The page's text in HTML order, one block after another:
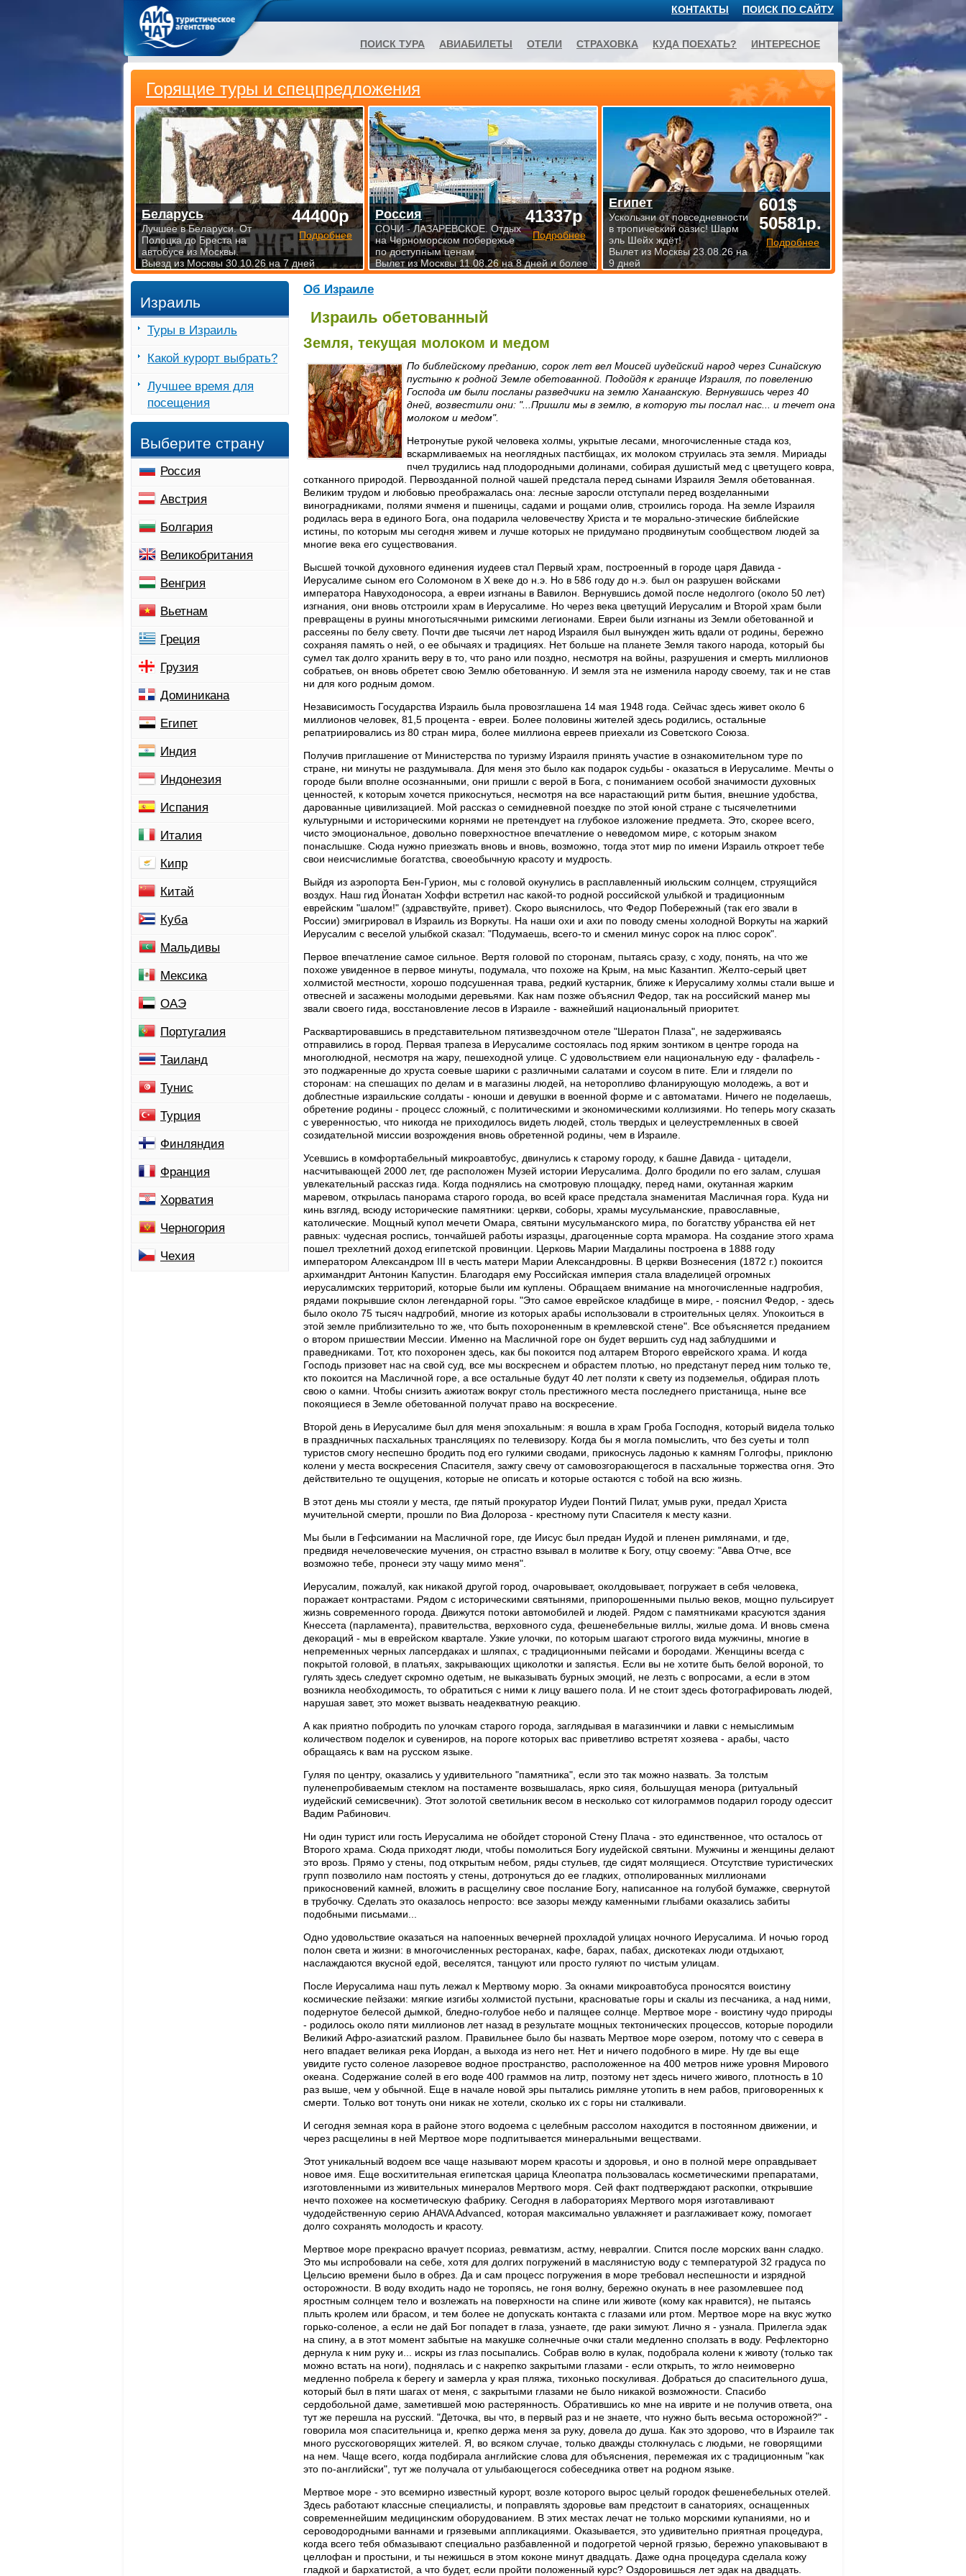
Об Израиле
Израиль обетованный
Земля, текущая молоком и медом
По библейскому преданию, сорок лет вел Моисей иудейский народ через Синайскую
пустыню к родной Земле обетованной. Подойдя к границе Израиля, по повелению
Господа им были посланы разведчики на землю Ханаанскую. Вернувшись через 40
дней, возвестили они: "...Пришли мы в землю, в которую ты послал нас... и течет она
молоком и медом".
Нетронутые рукой человека холмы, укрытые лесами, многочисленные стада коз,
вскармливаемых на неоглядных пастбищах, их молоком струилась эта земля. Мириады
пчел трудились над плодородными долинами, собирая душистый мед с цветущего ковра,
сотканного природой. Первозданной полной чашей предстала перед сынами Израиля Земля обетованная.
Великим трудом и любовью преображалась она: лесные заросли отступали перед возделанными
виноградниками, полями ячменя и пшеницы, садами и рощами олив, строились города. На земле Израиля
родилась вера в единого Бога, она подарила человечеству Христа и те морально-этические библейские
истины, по которым мы сегодня живем и лучше которых не придумано продвинутым сообществом людей за
многие века его существования.
Высшей точкой духовного единения иудеев стал Первый храм, построенный в городе царя Давида -
Иерусалиме сыном его Соломоном в Х веке до н.э. Но в 586 году до н.э. был он разрушен войсками
императора Навуходоносора, а евреи изгнаны в Вавилон. Вернувшись домой после недолгого (около 50 лет)
изгнания, они вновь отстроили храм в Иерусалиме. Но через века цветущий Иерусалим и Второй храм были
превращены в руины многотысячными римскими легионами. Евреи были изгнаны из Земли обетованной и
рассеяны по белу свету. Почти две тысячи лет народ Израиля был вынужден жить вдали от родины, бережно
сохраняя память о ней, о ее обычаях и традициях. Нет больше на планете Земля такого народа, который бы
сумел так долго хранить веру в то, что рано или поздно, несмотря на войны, разрушения и смерть миллионов
собратьев, он вновь обретет свою Землю обетованную. И земля эта не изменила народу своему, так и не став
ни для кого родным домом.
Независимость Государства Израиль была провозглашена 14 мая 1948 года. Сейчас здесь живет около 6
миллионов человек, 81,5 процента - евреи. Более половины жителей здесь родились, остальные
репатриировались из 80 стран мира, более миллиона евреев приехали из Советского Союза.
Получив приглашение от Министерства по туризму Израиля принять участие в ознакомительном туре по
стране, ни минуты не раздумывала. Для меня это было как подарок судьбы - оказаться в Иерусалиме. Мечты о
городе были вполне осознанными, они пришли с верой в Бога, с пониманием особой значимости духовных
ценностей, к которым хочется прикоснуться, несмотря на все нарастающий ритм бытия, внешние удобства,
дарованные цивилизацией. Мой рассказ о семидневной поездке по этой юной стране с тысячелетними
культурными и историческими корнями не претендует на глубокое изложение предмета. Это, скорее всего,
чисто эмоциональное, довольно поверхностное впечатление о неведомом мире, с которым знаком
понаслышке. Сюда нужно приезжать вновь и вновь, возможно, тогда этот мир по имени Израиль откроет тебе
свои неисчислимые богатства, своеобычную красоту и мудрость.
Выйдя из аэропорта Бен-Гурион, мы с головой окунулись в расплавленный июльским солнцем, струящийся
воздух. Наш гид Йонатан Хоффи встретил нас какой-то родной российской улыбкой и традиционным
еврейским "шалом!" (здравствуйте, привет). Скоро выяснилось, что Федор Побережный (так его звали в
России) эмигрировал в Израиль из Воркуты. На наши охи и ахи по поводу смены холодной Воркуты на жаркий
Иерусалим с веселой улыбкой сказал: "Подумаешь, всего-то и сменил минус сорок на плюс сорок".
Первое впечатление самое сильное. Вертя головой по сторонам, пытаясь сразу, с ходу, понять, на что же
похоже увиденное в первое минуты, подумала, что похоже на Крым, на мыс Казантип. Желто-серый цвет
холмистой местности, хорошо подсушенная трава, редкий кустарник, ближе к Иерусалиму холмы стали выше и
отвесней и засажены молодыми деревьями. Как нам позже объяснил Федор, так на российский манер мы
звали своего гида, восстановление лесов в Израиле - важнейший национальный приоритет.
Расквартировавшись в представительном пятизвездочном отеле "Шератон Плаза", не задерживаясь
отправились в город. Первая трапеза в Иерусалиме состоялась под ярким зонтиком в центре города на
многолюдной, несмотря на жару, пешеходной улице. С удовольствием ели национальную еду - фалафель -
это поджаренные до хруста соевые шарики с различными салатами и соусом в пите. Ели и глядели по
сторонам: на спешащих по делам и в магазины людей, на неторопливо фланирующую молодежь, а вот и
доблестные израильские солдаты - юноши и девушки в военной форме и с автоматами. Ничего не поделаешь,
обретение родины - процесс сложный, с политическими и экономическими коллизиями. Но теперь могу сказать
с уверенностью, что никогда не приходилось видеть людей, столь твердых и целеустремленных в своей
созидательной миссии возрождения вновь обретенной родины, чем в Израиле.
Усевшись в комфортабельный микроавтобус, двинулись к старому городу, к башне Давида - цитадели,
насчитывающей 2000 лет, где расположен Музей истории Иерусалима. Долго бродили по его залам, слушая
увлекательный рассказ гида. Когда поднялись на смотровую площадку, перед нами, окутанная жарким
маревом, открылась панорама старого города, во всей красе предстала знаменитая Масличная гора. Куда ни
кинь взгляд, всюду исторические памятники: церкви, соборы, храмы мусульманские, православные,
католические. Мощный купол мечети Омара, святыни мусульманского мира, по богатству убранства ей нет
равных: чудесная роспись, тончайшей работы изразцы, драгоценные сорта мрамора. На создание этого храма
пошел трехлетний доход египетской провинции. Церковь Марии Магдалины построена в 1888 году
императором Александром III в честь матери Марии Александровны. В церкви Вознесения (1872 г.) покоится
архимандрит Антонин Капустин. Благодаря ему Российская империя стала владелицей огромных
иерусалимских территорий, которые были им куплены. Обращаем внимание на многочисленные надгробия,
рядами покрывшие склон легендарной горы. "Это самое еврейское кладбище в мире, - пояснил Федор, - здесь
было около 75 тысяч надгробий, многие из которых арабы использовали в строительных целях. Упокоиться в
этой земле приблизительно то же, что быть похороненным в кремлевской стене". Все объясняется преданием
о втором пришествии Мессии. Именно на Масличной горе он будет вершить суд над заблудшими и
праведниками. Тот, кто похоронен здесь, как бы покоится под алтарем Второго еврейского храма. И когда
Господь призовет нас на свой суд, все мы воскреснем и обрастем плотью, но предстанут перед ним только те,
кто покоится на Масличной горе, а все остальные будут 40 лет ползти к свету из подземелья, обдирая плоть
свою о камни. Чтобы снизить ажиотаж вокруг столь престижного места последнего пристанища, ныне все
покоящиеся в Земле обетованной получат право на воскресение.
Второй день в Иерусалиме был для меня эпохальным: я вошла в храм Гроба Господня, который видела только
в праздничных пасхальных трансляциях по телевизору. Когда бы я могла помыслить, что без суеты и толп
туристов смогу неспешно бродить под его гулкими сводами, прикоснусь ладонью к камням Голгофы, приклоню
колени у места воскресения Спасителя, зажгу свечу от самовозгорающегося в пасхальные торжества огня. Это
действительно те ощущения, которые не описать и которые остаются с тобой на всю жизнь.
В этот день мы стояли у места, где пятый прокуратор Иудеи Понтий Пилат, умыв руки, предал Христа
мучительной смерти, прошли по Виа Долороза - крестному пути Спасителя к месту казни.
Мы были в Гефсимании на Масличной горе, где Иисус был предан Иудой и пленен римлянами, и где,
предвидя нечеловеческие мучения, он страстно взывал в молитве к Богу, отцу своему: "Авва Отче, все
возможно тебе, пронеси эту чащу мимо меня".
Иерусалим, пожалуй, как никакой другой город, очаровывает, околдовывает, погружает в себя человека,
поражает контрастами. Рядом с историческими святынями, припорошенными пылью веков, мощно пульсирует
жизнь современного города. Движутся потоки автомобилей и людей. Рядом с памятниками красуются здания
Кнессета (парламента), правительства, верховного суда, фешенебельные виллы, жилые дома. И вновь смена
декораций - мы в еврейском квартале. Узкие улочки, по которым шагают строгого вида мужчины, многие в
непременных черных лапсердаках и шляпах, с традиционными пейсами и бородами. Женщины всегда с
покрытой головой, в платьях, закрывающих щиколотки и запястья. Если вы не хотите быть белой вороной, то
гулять здесь следует скромно одетым, не выказывать бурных эмоций, не лезть с вопросами, а если в этом
возникла необходимость, то обратиться с ними к лицу вашего пола. И не стоит здесь фотографировать людей,
нарушая завет, это может вызвать неадекватную реакцию.
А как приятно побродить по улочкам старого города, заглядывая в магазинчики и лавки с немыслимым
количеством поделок и сувениров, на пороге которых вас приветливо встретят хозяева - арабы, часто
обращаясь к вам на русском языке.
Гуляя по центру, оказались у удивительного "памятника", если это так можно назвать. За толстым
пуленепробиваемым стеклом на постаменте возвышалась, ярко сияя, большущая менора (ритуальный
иудейский семисвечник). Этот золотой светильник весом в несколько сот килограммов подарил городу одессит
Вадим Рабинович.
Ни один турист или гость Иерусалима не обойдет стороной Стену Плача - это единственное, что осталось от
Второго храма. Сюда приходят люди, чтобы помолиться Богу иудейской святыни. Мужчины и женщины делают
это врозь. Прямо у стены, под открытым небом, ряды стульев, где сидят молящиеся. Отсутствие туристических
групп позволило нам постоять у стены, дотронуться до ее гладких, отполированных миллионами
прикосновений камней, вложить в расщелину свое послание Богу, написанное на голубой бумажке, свернутой
в трубочку. Сделать это оказалось непросто: все зазоры между каменными глыбами оказались забиты
подобными письмами...
Одно удовольствие оказаться на напоенных вечерней прохладой улицах ночного Иерусалима. И ночью город
полон света и жизни: в многочисленных ресторанах, кафе, барах, пабах, дискотеках люди отдыхают,
наслаждаются вкусной едой, веселятся, танцуют или просто гуляют по чистым улицам.
После Иерусалима наш путь лежал к Мертвому морю. За окнами микроавтобуса проносятся воистину
космические пейзажи: мягкие изгибы холмистой пустыни, красноватые горы и скалы из песчаника, а над ними,
подернутое белесой дымкой, бледно-голубое небо и палящее солнце. Мертвое море - воистину чудо природы
- родилось около пяти миллионов лет назад в результате мощных тектонических процессов, которые породили
Великий Афро-азиатский разлом. Правильнее было бы назвать Мертвое море озером, потому что с севера в
него впадает великая река Иордан, а выхода из него нет. Нет и ничего подобного в мире. Ну где вы еще
увидите густо соленое лазоревое водное пространство, расположенное на 400 метров ниже уровня Мирового
океана. Содержание солей в его воде 400 граммов на литр, поэтому нет здесь ничего живого, плотность в 10
раз выше, чем у обычной. Еще в начале новой эры пытались римляне утопить в нем рабов, приговоренных к
смерти. Только вот тонуть они никак не хотели, сколько их с горы ни сталкивали.
И сегодня земная кора в районе этого водоема с целебным рассолом находится в постоянном движении, и
через расщелины в ней Мертвое море подпитывается минеральными веществами.
Этот уникальный водоем все чаще называют морем красоты и здоровья, и оно в полной мере оправдывает
новое имя. Еще восхитительная египетская царица Клеопатра пользовалась косметическими препаратами,
изготовленными из живительных минералов Мертвого моря. Сей факт подтверждают раскопки, открывшие
нечто похожее на косметическую фабрику. Сегодня в лабораториях Мертвого моря изготавливают
чудодейственную серию AHAVA Advanced, которая максимально увлажняет и разглаживает кожу, помогает
долго сохранять молодость и красоту.
Мертвое море прекрасно врачует псориаз, ревматизм, астму, невралгии. Спится после морских ванн сладко.
Это мы испробовали на себе, хотя для долгих погружений в маслянистую воду с температурой 32 градуса по
Цельсию времени было в обрез. Да и сам процесс погружения в море требовал неспешности и изрядной
осторожности. В воду входить надо не торопясь, не гоня волну, бережно окунать в нее разомлевшее под
яростным солнцем тело и возлежать на поверхности на спине или животе (кому как нравится), не пытаясь
плыть кролем или брасом, и тем более не допускать контакта с глазами или ртом. Мертвое море на вкус жутко
горько-соленое, а если не дай Бог попадет в глаза, узнаете, где раки зимуют. Лично я - узнала. Прилегла эдак
на спину, а в этот момент забытые на макушке солнечные очки стали медленно сползать в воду. Рефлекторно
дернула к ним руку и... искры из глаз посыпались. Собрав волю в кулак, подобрала колени к животу (только так
можно встать на ноги), поднялась и с накрепко закрытыми глазами - если открыть, то жгло неимоверно
медленно побрела к берегу и замерла у края пляжа, тихонько поскуливая. Добраться до спасительного душа,
который был в пяти шагах от меня, с закрытыми глазами не было никакой возможности. Спасибо
сердобольной даме, заметившей мою растерянность. Обратившись ко мне на иврите и не получив ответа, она
тут же перешла на русский. "Деточка, вы что, в первый раз и не знаете, что нужно быть весьма осторожной?" -
говорила моя спасительница и, крепко держа меня за руку, довела до душа. Как это здорово, что в Израиле так
много русскоговорящих жителей. Я, во всяком случае, только дважды столкнулась с людьми, не говорящими
на нем. Чаще всего, когда подбирала английские слова для объяснения, перемежая их с традиционным "как
это по-английски", тут же получала от улыбающегося собеседника ответ на родном языке.
Мертвое море - это всемирно известный курорт, возле которого вырос целый городок фешенебельных отелей.
Здесь работают классные специалисты, и поправлять здоровье вам предстоит в санаториях, оснащенных
современнейшим медицинским оборудованием. В этих местах лечат не только морскими купаниями, но и
сероводородными ваннами и грязевыми аппликациями. Оказывается, это удивительно приятная процедура,
когда всего тебя обмазывают специально разбавленной и подогретой черной грязью, бережно упаковывают в
целлофан и простыни, и ты нежишься в этом коконе минут двадцать. Даже одна процедура сделала кожу
гладкой и бархатистой, а что будет, если пройти положенный курс? Оздоровишься лет эдак на двадцать.
Израиль
Туры в Израиль
Какой курорт выбрать?
Лучшее время для
посещения
Выберите страну
Россия
Австрия
Болгария
Великобритания
Венгрия
Вьетнам
Греция
Грузия
Доминикана
Египет
Индия
Индонезия
Испания
Италия
Кипр
Китай
Куба
Мальдивы
Мексика
ОАЭ
Португалия
Таиланд
Тунис
Турция
Финляндия
Франция
Хорватия
Черногория
Чехия
Горящие туры и спецпредложения
44400р
Подробнее
Беларусь
Лучшее в Беларуси. От
Полоцка до Бреста на
автобусе из Москвы.
Выезд из Москвы 30.10.26 на 7 дней
41337р
Подробнее
Россия
СОЧИ - ЛАЗАРЕВСКОЕ. Отдых
на Черноморском побережье
по доступным ценам.
Вылет из Москвы 11.08.26 на 8 дней и более
601$
50581р.
Подробнее
Египет
Ускользни от повседневности
в тропический оазис! Шарм
эль Шейх ждёт!
Вылет из Москвы 23.08.26 на
9 дней
ПОИСК ПО САЙТУ
КОНТАКТЫ
ПОИСК ТУРА АВИАБИЛЕТЫ ОТЕЛИ СТРАХОВКА КУДА ПОЕХАТЬ? ИНТЕРЕСНОЕ